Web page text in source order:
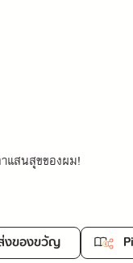
แสนสุขของผม!
งของขวัญ